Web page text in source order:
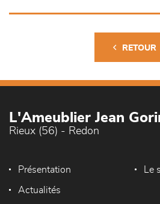
RETOUR
L'Ameublier Jean
Rieux (56) - Redon
Présentation Le
Actualités